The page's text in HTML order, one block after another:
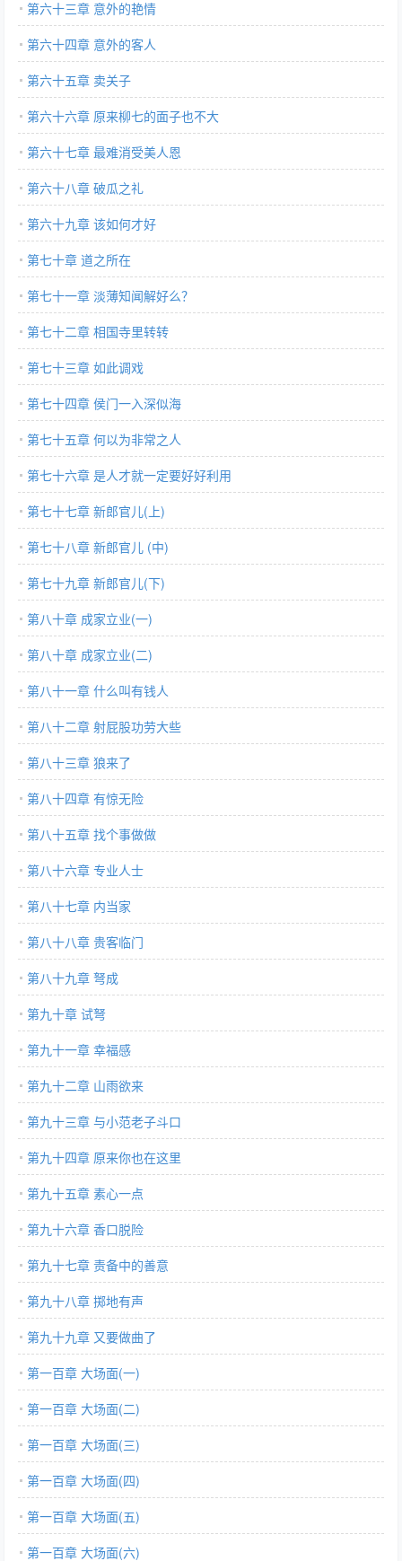
第六十三章 意外的艳情
第六十四章 意外的客人
第六十五章 卖关子
第六十六章 原来柳七的面子也不大
第六十七章 最难消受美人恩
第六十八章 破瓜之礼
第六十九章 该如何才好
第七十章 道之所在
第七十一章 淡薄知闻解好么？
第七十二章 相国寺里转转
第七十三章 如此调戏
第七十四章 侯门一入深似海
第七十五章 何以为非常之人
第七十六章 是人才就一定要好好利用
第七十七章 新郎官儿(上)
第七十八章 新郎官儿 (中)
第七十九章 新郎官儿(下)
第八十章 成家立业(一)
第八十章 成家立业(二)
第八十一章 什么叫有钱人
第八十二章 射屁股功劳大些
第八十三章 狼来了
第八十四章 有惊无险
第八十五章 找个事做做
第八十六章 专业人士
第八十七章 内当家
第八十八章 贵客临门
第八十九章 弩成
第九十章 试弩
第九十一章 幸福感
第九十二章 山雨欲来
第九十三章 与小范老子斗口
第九十四章 原来你也在这里
第九十五章 素心一点
第九十六章 香口脱险
第九十七章 责备中的善意
第九十八章 掷地有声
第九十九章 又要做曲了
第一百章 大场面(一)
第一百章 大场面(二)
第一百章 大场面(三)
第一百章 大场面(四)
第一百章 大场面(五)
第一百章 大场面(六)